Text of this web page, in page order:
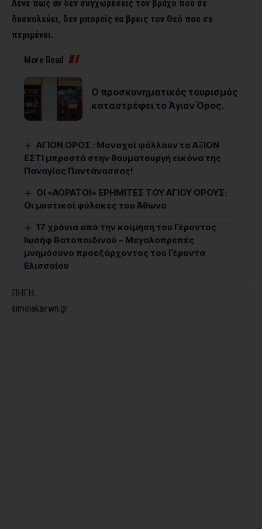
Λένε πως αν δεν συγχωρέσεις τον βράχο που σε
δυσκολεύει, δεν μπορείς να βρεις τον Θεό που σε
περιμένει.
More Read
Ο προσκυνηματικός τουρισμός
καταστρέφει το Άγιον Όρος.
ΑΓΙΟΝ ΟΡΟΣ : Μοναχοί ψάλλουν το ΑΞΙΟΝ
ΕΣΤΙ μπροστά στην θαυματουργή εικόνα της
Παναγίας Παντάνασσας!
ΟΙ «ΑΟΡΑΤΟΙ» ΕΡΗΜΙΤΕΣ ΤΟΥ ΑΓΙΟΥ ΟΡΟΥΣ:
Οι μυστικοί φύλακες του Άθωνα
17 χρόνια από την κοίμηση του Γέροντος
Ιωσήφ Βατοπαιδινού – Μεγαλοπρεπές
μνημόσυνο προεξάρχοντος του Γέροντα
Ελισσαίου
ΠΗΓΗ.
simeiakairwn.gr